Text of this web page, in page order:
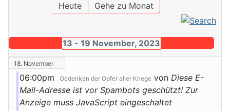
Heute
Gehe zu Monat
13 - 19 November, 2023
18. November
06:00pm Gedenken der Opfer aller Kriege von Diese E-
Mail-Adresse ist vor Spambots geschützt! Zur
Anzeige muss JavaScript eingeschaltet